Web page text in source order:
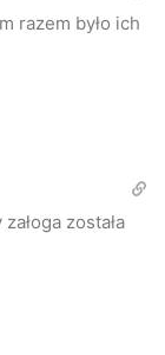
razem było ich
została